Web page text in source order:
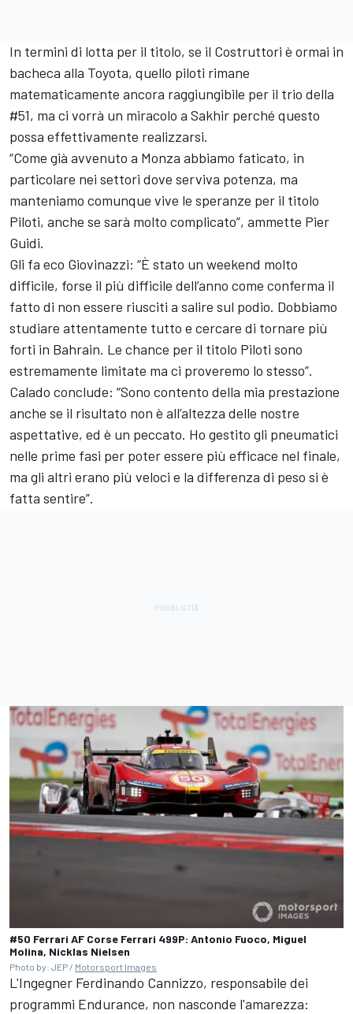
In termini di lotta per il titolo, se il Costruttori è ormai in
bacheca alla Toyota, quello piloti rimane
matematicamente ancora raggiungibile per il trio della
#51, ma ci vorrà un miracolo a Sakhir perché questo
possa effettivamente realizzarsi.
“Come già avvenuto a Monza abbiamo faticato, in
particolare nei settori dove serviva potenza, ma
manteniamo comunque vive le speranze per il titolo
Piloti, anche se sarà molto complicato”, ammette Pier
Guidi.
Gli fa eco Giovinazzi: “È stato un weekend molto
difficile, forse il più difficile dell’anno come conferma il
fatto di non essere riusciti a salire sul podio. Dobbiamo
studiare attentamente tutto e cercare di tornare più
forti in Bahrain. Le chance per il titolo Piloti sono
estremamente limitate ma ci proveremo lo stesso”.
Calado conclude: “Sono contento della mia prestazione
anche se il risultato non è all’altezza delle nostre
aspettative, ed è un peccato. Ho gestito gli pneumatici
nelle prime fasi per poter essere più efficace nel finale,
ma gli altri erano più veloci e la differenza di peso si è
fatta sentire”.
#50 Ferrari AF Corse Ferrari 499P: Antonio Fuoco, Miguel
Molina, Nicklas Nielsen
Photo by: JEP / Motorsport Images
L'Ingegner Ferdinando Cannizzo, responsabile dei
programmi Endurance, non nasconde l'amarezza: